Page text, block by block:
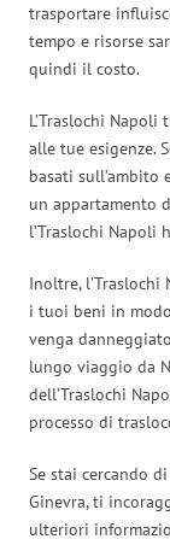
trasportare
tempo e risorse
quindi il costo.
L’Traslochi
alle tue esigenze.
basati sull’ambito
un appartamento
l’Traslochi Napoli
Inoltre,
i tuoi beni in
venga
lungo viaggio da
dell’Traslochi
processo di
Se stai cercando
Ginevra, ti
ulteriori